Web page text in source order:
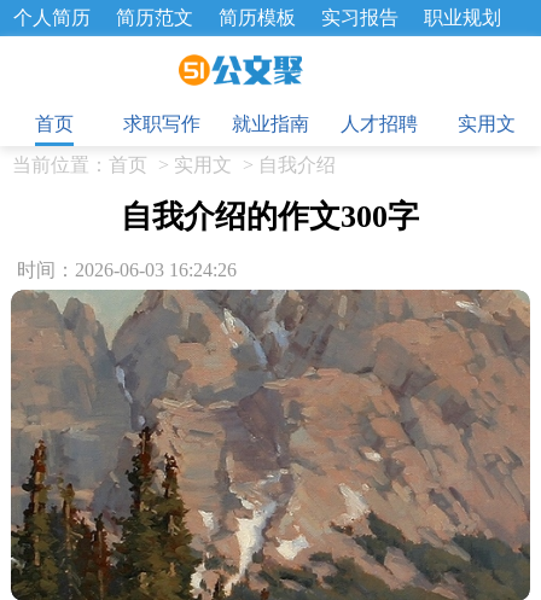
个人简历 简历范文 简历模板 实习报告
职业规划
招聘选拔 绩效考核
工作总结
辞职报告
首页
求职写作 就业指南 人才招聘
实用文
当前位置： 首页 > 实用文 > 自我介绍
自我介绍的作文300字
时间：2026-06-03 16:24:26